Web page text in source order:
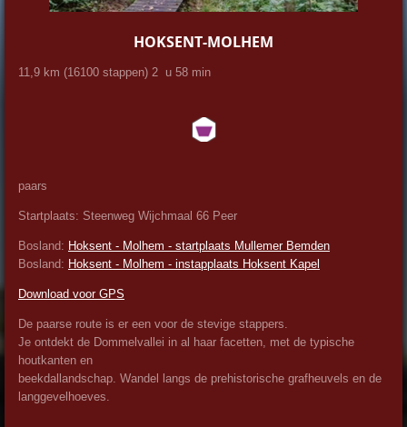
HOKSENT-MOLHEM
11,9 km (16100 stappen) 2 u 58 min
paars
Startplaats: Steenweg Wijchmaal 66 Peer
Bosland: Hoksent - Molhem - startplaats Mullemer Bemden
Bosland: Hoksent - Molhem - instapplaats Hoksent Kapel
Download voor GPS
De paarse route is er een voor de stevige stappers.
Je ontdekt de Dommelvallei in al haar facetten, met de typische
houtkanten en
beekdallandschap. Wandel langs de prehistorische grafheuvels en de
langgevelhoeves.